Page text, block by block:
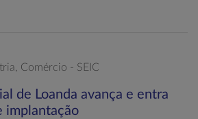
Comércio - SEIC
de Loanda avança e entra
implantação